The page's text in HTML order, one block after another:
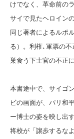
けでなく、革命前の
サイで見たヘロイン
同じ著者によるルポ
る）。利権､軍票の
巣食う下士官の不正
本書途中で、サイゴ
ビの画面が、パリ和
ー博士の姿を映し出
将校が「譲歩するな